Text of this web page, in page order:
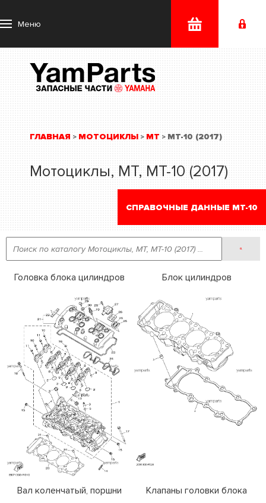
Меню
ГЛАВНАЯ > МОТОЦИКЛЫ > MT > MT-10 (2017)
Мотоциклы, MT, MT-10 (2017)
СПРАВОЧНЫЕ ДАННЫЕ MT-10
Головка блока цилиндров Блок цилиндров
Вал коленчатый, поршни Клапаны головки блока